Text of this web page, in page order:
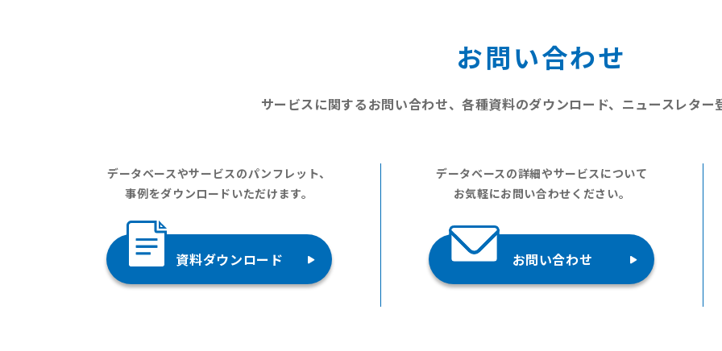
お問い合わせ
サービスに関するお問い合わせ、各種資料のダウンロード、 ニュースレター
データベースやサービスのパンフレット、
事例をダウンロードいただけます。
資料ダウンロード
データベースの詳細やサービスについて
お気軽にお問い合わせください。
お問い合わせ